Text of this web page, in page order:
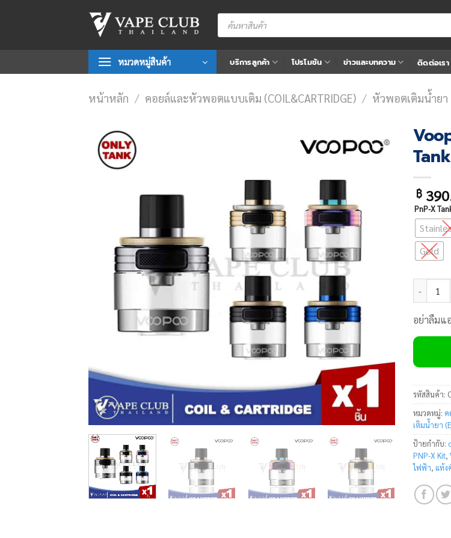
Products
search
หมวดหมู่สินค้า บริการลูกค้า โปรโมชัน ข่าวและบทความ ติดต่อเรา
หน้าหลัก / คอยล์และหัวพอตแบบเติม (COIL&CARTRIDGE) / หัวพอตเติมน้ำยา
Tank
฿
PnP-X
Gold
จำนวน
อย่าลืมแ
รหัสสินค้า:
หมวดหมู่: ค
เติมน้ำยา
ป้ายกำกับ:
PNP-X Kit,
ไฟฟ้า, แท้ง